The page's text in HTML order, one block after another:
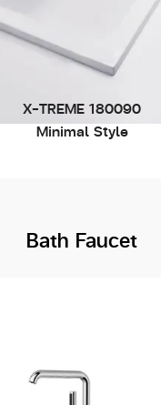
X-TREME 180090
Minimal Style
Bath Faucet